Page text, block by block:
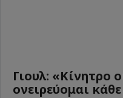
Γιουλ: «Κίνητρο
ονειρεύομαι